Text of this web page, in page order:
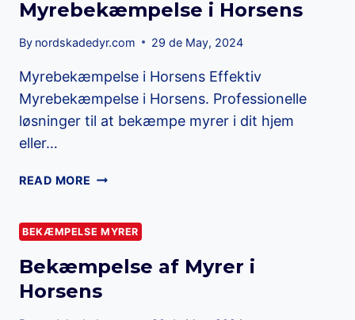
Myrebekæmpelse i Horsens
By nordskadedyr.com 29 de May, 2024
Myrebekæmpelse i Horsens Effektiv
Myrebekæmpelse i Horsens. Professionelle
løsninger til at bekæmpe myrer i dit hjem
eller…
READ MORE MYREBEKÆMPELSE
BEKÆMPELSE MYRER
Bekæmpelse af Myrer i
Horsens